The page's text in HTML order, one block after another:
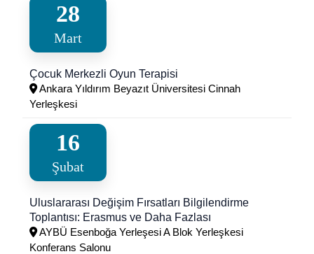
28
Mart
Çocuk Merkezli Oyun Terapisi
Ankara Yıldırım Beyazıt Üniversitesi Cinnah
Yerleşkesi
16
Şubat
Uluslararası Değişim Fırsatları Bilgilendirme
Toplantısı: Erasmus ve Daha Fazlası
AYBÜ Esenboğa Yerleşesi A Blok Yerleşkesi
Konferans Salonu